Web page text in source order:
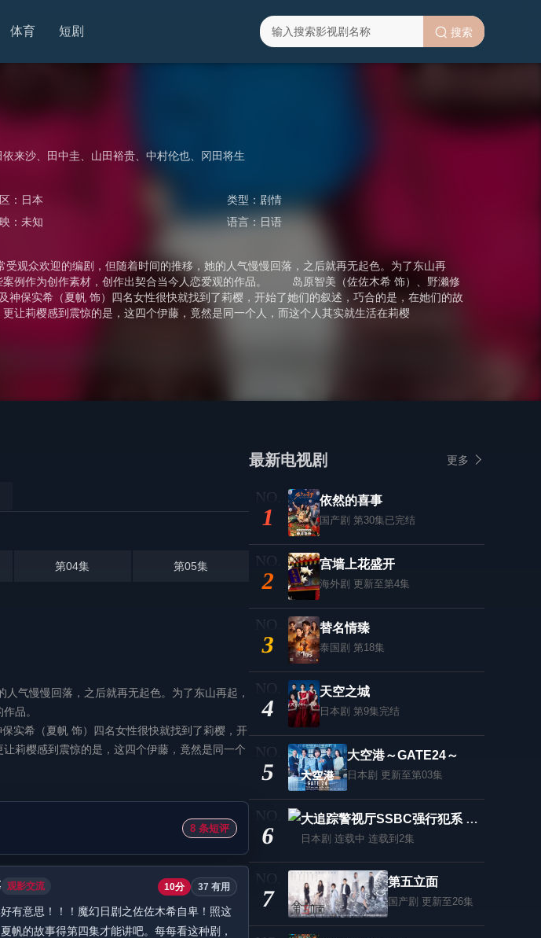
体育 短剧 搜索
依来沙 田中圭 山田裕贵 中村伦也
冈田将生
： 日本 类型： 剧情
映：未知 语言： 日语
众欢迎的编剧，但随着时间的推移，她的人气慢慢回落，之后就再无起色。为了东山再
案例作为创作素材，创作出契合当今人恋爱观的作品。 岛原智美（佐佐木希 饰）、野濑修
神保实希（夏帆 饰）四名女性很快就找到了莉樱，开始了她们的叙述，巧合的是，在她们的故
让莉樱感到震惊的是，这四个伊藤，竟然是同一个人，而这个人其实就生活在莉樱
第04集 第05集
气慢慢回落，之后就再无起色。为了东山再起，
品。
实希（夏帆 饰）四名女性很快就找到了莉樱，开
莉樱感到震惊的是，这四个伊藤，竟然是同一个
8 条短评
观影交流 10分 37 有用
有意思！！！魔幻日剧之佐佐木希自卑！照这
帆的故事得第四集才能讲吧。每每看这种剧，
最新电视剧 更多
1
依然的喜事
国产剧 第30集已完结
2
宫墙上花盛开
海外剧 更新至第4集
3
替名情臻
泰国剧 第18集
4
天空之城
日本剧 第9集完结
5
大空港～GATE24～
日本剧 更新至第03集
6
大追踪警视厅SSBC强行犯系 第二季
日本剧 连载中 连载到2集
7
第五立面
国产剧 更新至26集